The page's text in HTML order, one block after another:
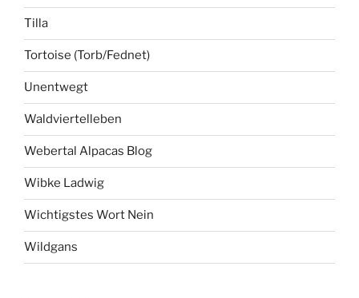
Tilla
Tortoise (Torb/Fednet)
Unentwegt
Waldviertelleben
Webertal Alpacas Blog
Wibke Ladwig
Wichtigstes Wort Nein
Wildgans